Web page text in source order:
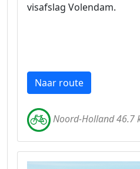
visafslag Volendam.
Naar route
Noord-Holland 46.7